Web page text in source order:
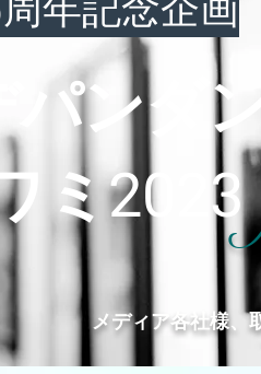
パンダ
ミ2023
年記念企画
メディア各社様、